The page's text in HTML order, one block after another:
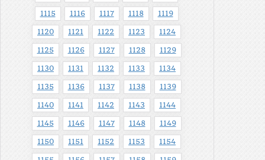
1115 1116 1117 1118 1119
1120 1121 1122 1123 1124
1125 1126 1127 1128 1129
1130 1131 1132 1133 1134
1135 1136 1137 1138 1139
1140 1141 1142 1143 1144
1145 1146 1147 1148 1149
1150 1151 1152 1153 1154